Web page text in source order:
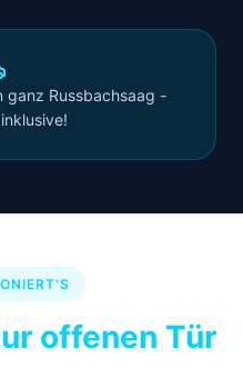
ganz Russbachsaag -
offenen Tür